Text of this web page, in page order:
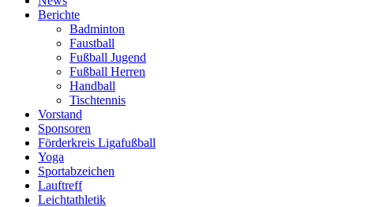
Berichte
Badminton
Faustball
Fußball Jugend
Fußball Herren
Handball
Tischtennis
Vorstand
Sponsoren
Förderkreis Ligafußball
Yoga
Sportabzeichen
Lauftreff
Leichtathletik